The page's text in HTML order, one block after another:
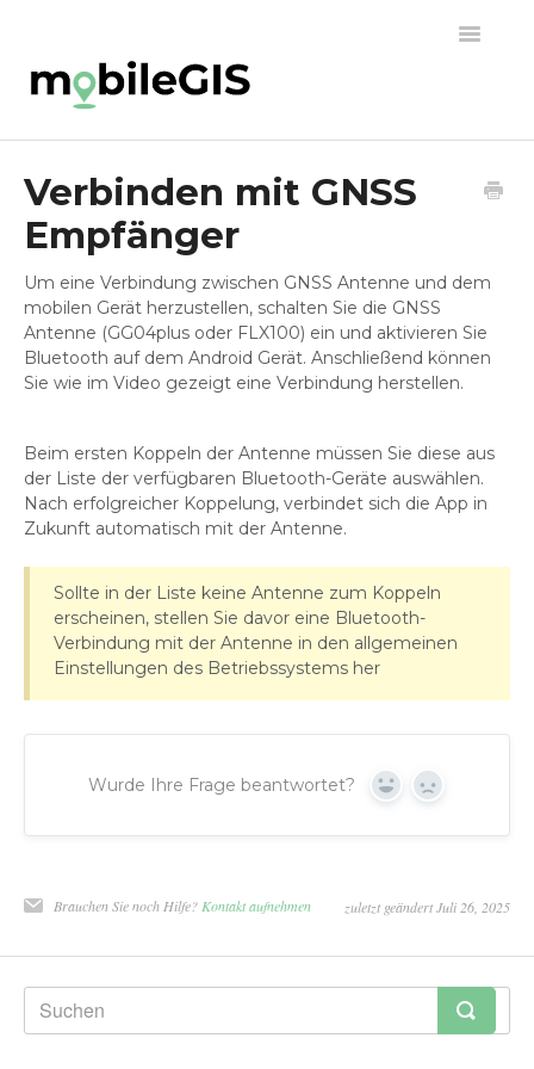
Toggle
Verbinden mit GNSS
Empfänger
Um eine Verbindung zwischen GNSS Antenne und dem
mobilen Gerät herzustellen, schalten Sie die GNSS
Antenne (GG04plus oder FLX100) ein und aktivieren Sie
Bluetooth auf dem Android Gerät. Anschließend können
Sie wie im Video gezeigt eine Verbindung herstellen.
Beim ersten Koppeln der Antenne müssen Sie diese aus
der Liste der verfügbaren Bluetooth-Geräte auswählen.
Nach erfolgreicher Koppelung, verbindet sich die App in
Zukunft automatisch mit der Antenne.
Sollte in der Liste keine Antenne zum Koppeln
erscheinen, stellen Sie davor eine Bluetooth-
Verbindung mit der Antenne in den allgemeinen
Einstellungen des Betriebssystems her
Wurde Ihre Frage beantwortet? Yes No
Brauchen Sie noch Hilfe? Kontakt aufnehmen zuletzt geändert Juli 26, 2025